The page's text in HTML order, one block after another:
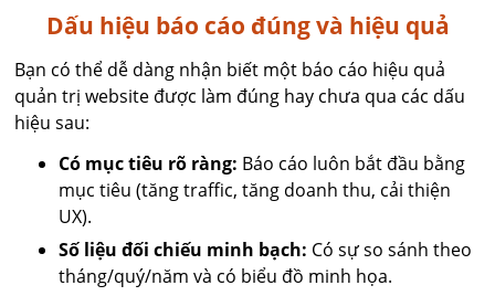
Dấu hiệu báo cáo đúng và hiệu quả
Bạn có thể dễ dàng nhận biết một báo cáo hiệu quả
quản trị website được làm đúng hay chưa qua các dấu
hiệu sau:
Có mục tiêu rõ ràng: Báo cáo luôn bắt đầu bằng
mục tiêu (tăng traffic, tăng doanh thu, cải thiện
UX).
Số liệu đối chiếu minh bạch: Có sự so sánh theo
tháng/quý/năm và có biểu đồ minh họa.